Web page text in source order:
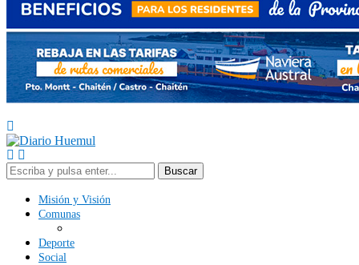
Buscar
Misión y Visión
Comunas
Deporte
Social